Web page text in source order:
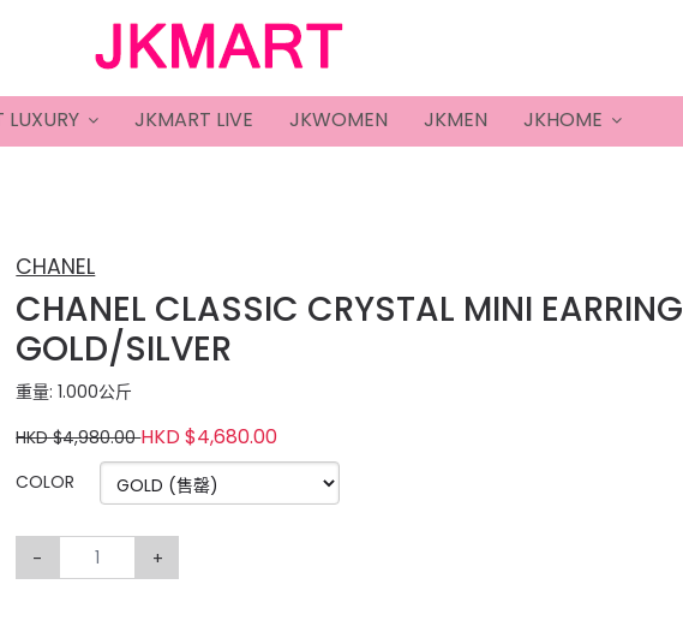
JKMART LIVE JKWOMEN JKMEN JKHOME
CHANEL
CHANEL CLASSIC CRYSTAL MINI EARRING
GOLD/SILVER
重量: 1.000公斤
HKD $4,980.00HKD $4,680.00
COLOR
- +